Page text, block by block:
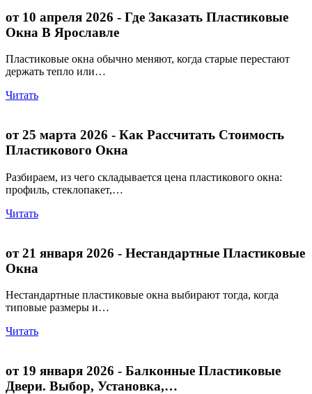
от 10 апреля 2026 - Где Заказать Пластиковые
Окна В Ярославле
Пластиковые окна обычно меняют, когда старые перестают
держать тепло или…
Читать
от 25 марта 2026 - Как Рассчитать Стоимость
Пластикового Окна
Разбираем, из чего складывается цена пластикового окна:
профиль, стеклопакет,…
Читать
от 21 января 2026 - Нестандартные Пластиковые
Окна
Нестандартные пластиковые окна выбирают тогда, когда
типовые размеры и…
Читать
от 19 января 2026 - Балконные Пластиковые
Двери. Выбор, Установка,…